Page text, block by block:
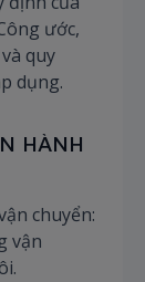
ước,
quy
dụng.
HÀNH
chuyển:
vận